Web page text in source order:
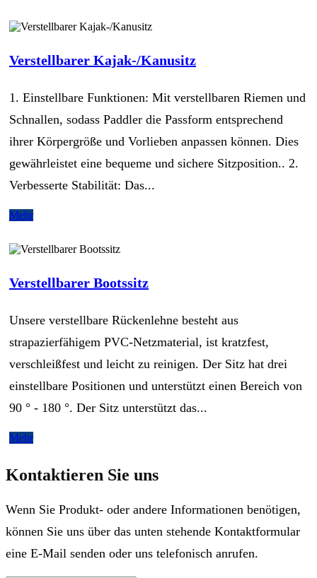
Verstellbarer Kajak-/Kanusitz
1. Einstellbare Funktionen: Mit verstellbaren Riemen und
Schnallen, sodass Paddler die Passform entsprechend
ihrer Körpergröße und Vorlieben anpassen können. Dies
gewährleistet eine bequeme und sichere Sitzposition.. 2.
Verbesserte Stabilität: Das...
Mehr
Verstellbarer Bootssitz
Unsere verstellbare Rückenlehne besteht aus
strapazierfähigem PVC-Netzmaterial, ist kratzfest,
verschleißfest und leicht zu reinigen. Der Sitz hat drei
einstellbare Positionen und unterstützt einen Bereich von
90 ° - 180 °. Der Sitz unterstützt das...
Mehr
Kontaktieren Sie uns
Wenn Sie Produkt- oder andere Informationen benötigen,
können Sie uns über das unten stehende Kontaktformular
eine E-Mail senden oder uns telefonisch anrufen.